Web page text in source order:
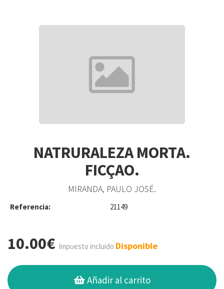
NATRURALEZA MORTA.
FICÇAO.
MIRANDA, PAULO JOSÉ.
Referencia: 21149
10.00€ Impuesto incluido Disponible
Añadir al carrito